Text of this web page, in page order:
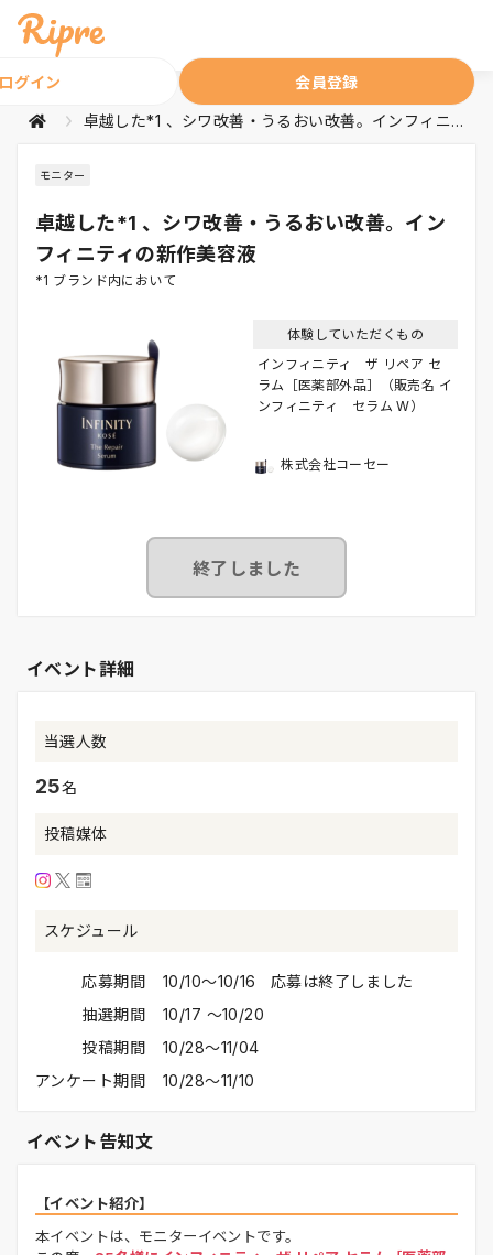
グイン 会員登録
卓越した*1 、シワ改善・うるおい改善。インフィニティの新作美容液
モニター
卓越した*1 、シワ改善・うるおい改善。イン
フィニティの新作美容液
*1 ブランド内において
体験していただくもの
インフィニティ ザ リペア セ
ラム［医薬部外品］（販売名 イ
ンフィニティ セラム W）
株式会社コーセー
終了しました
イベント詳細
当選人数
25名
投稿媒体
スケジュール
応募期間
10/10〜10/16 応募は終了しました
抽選期間
10/17 〜10/20
投稿期間
10/28〜11/04
アンケート期間
10/28〜11/10
イベント告知文
【イベント紹介】
本イベントは、モニターイベントです。